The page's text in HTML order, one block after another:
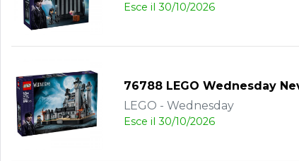
Esce il 30/10/2026
76788 LEGO Wednesday
LEGO - Wednesday
Esce il 30/10/2026